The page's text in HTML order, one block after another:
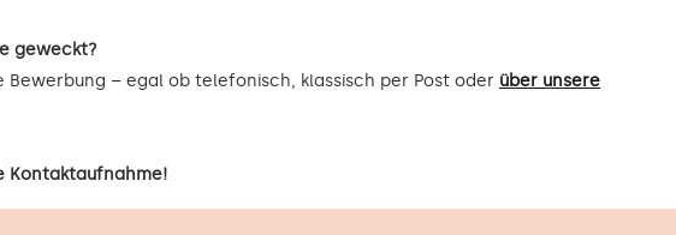
geweckt?
Bewerbung – egal ob telefonisch, klassisch per Post oder über unsere
Kontaktaufnahme!